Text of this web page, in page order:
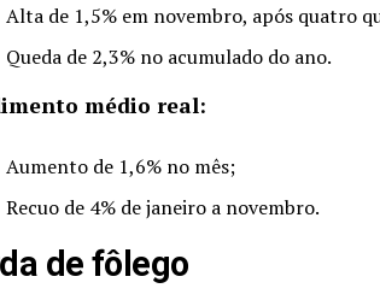
Alta de 1,5% em novembro, após quatro
Queda de 2,3% no acumulado do ano.
médio real:
Aumento de 1,6% no mês;
Recuo de 4% de janeiro a novembro.
de fôlego